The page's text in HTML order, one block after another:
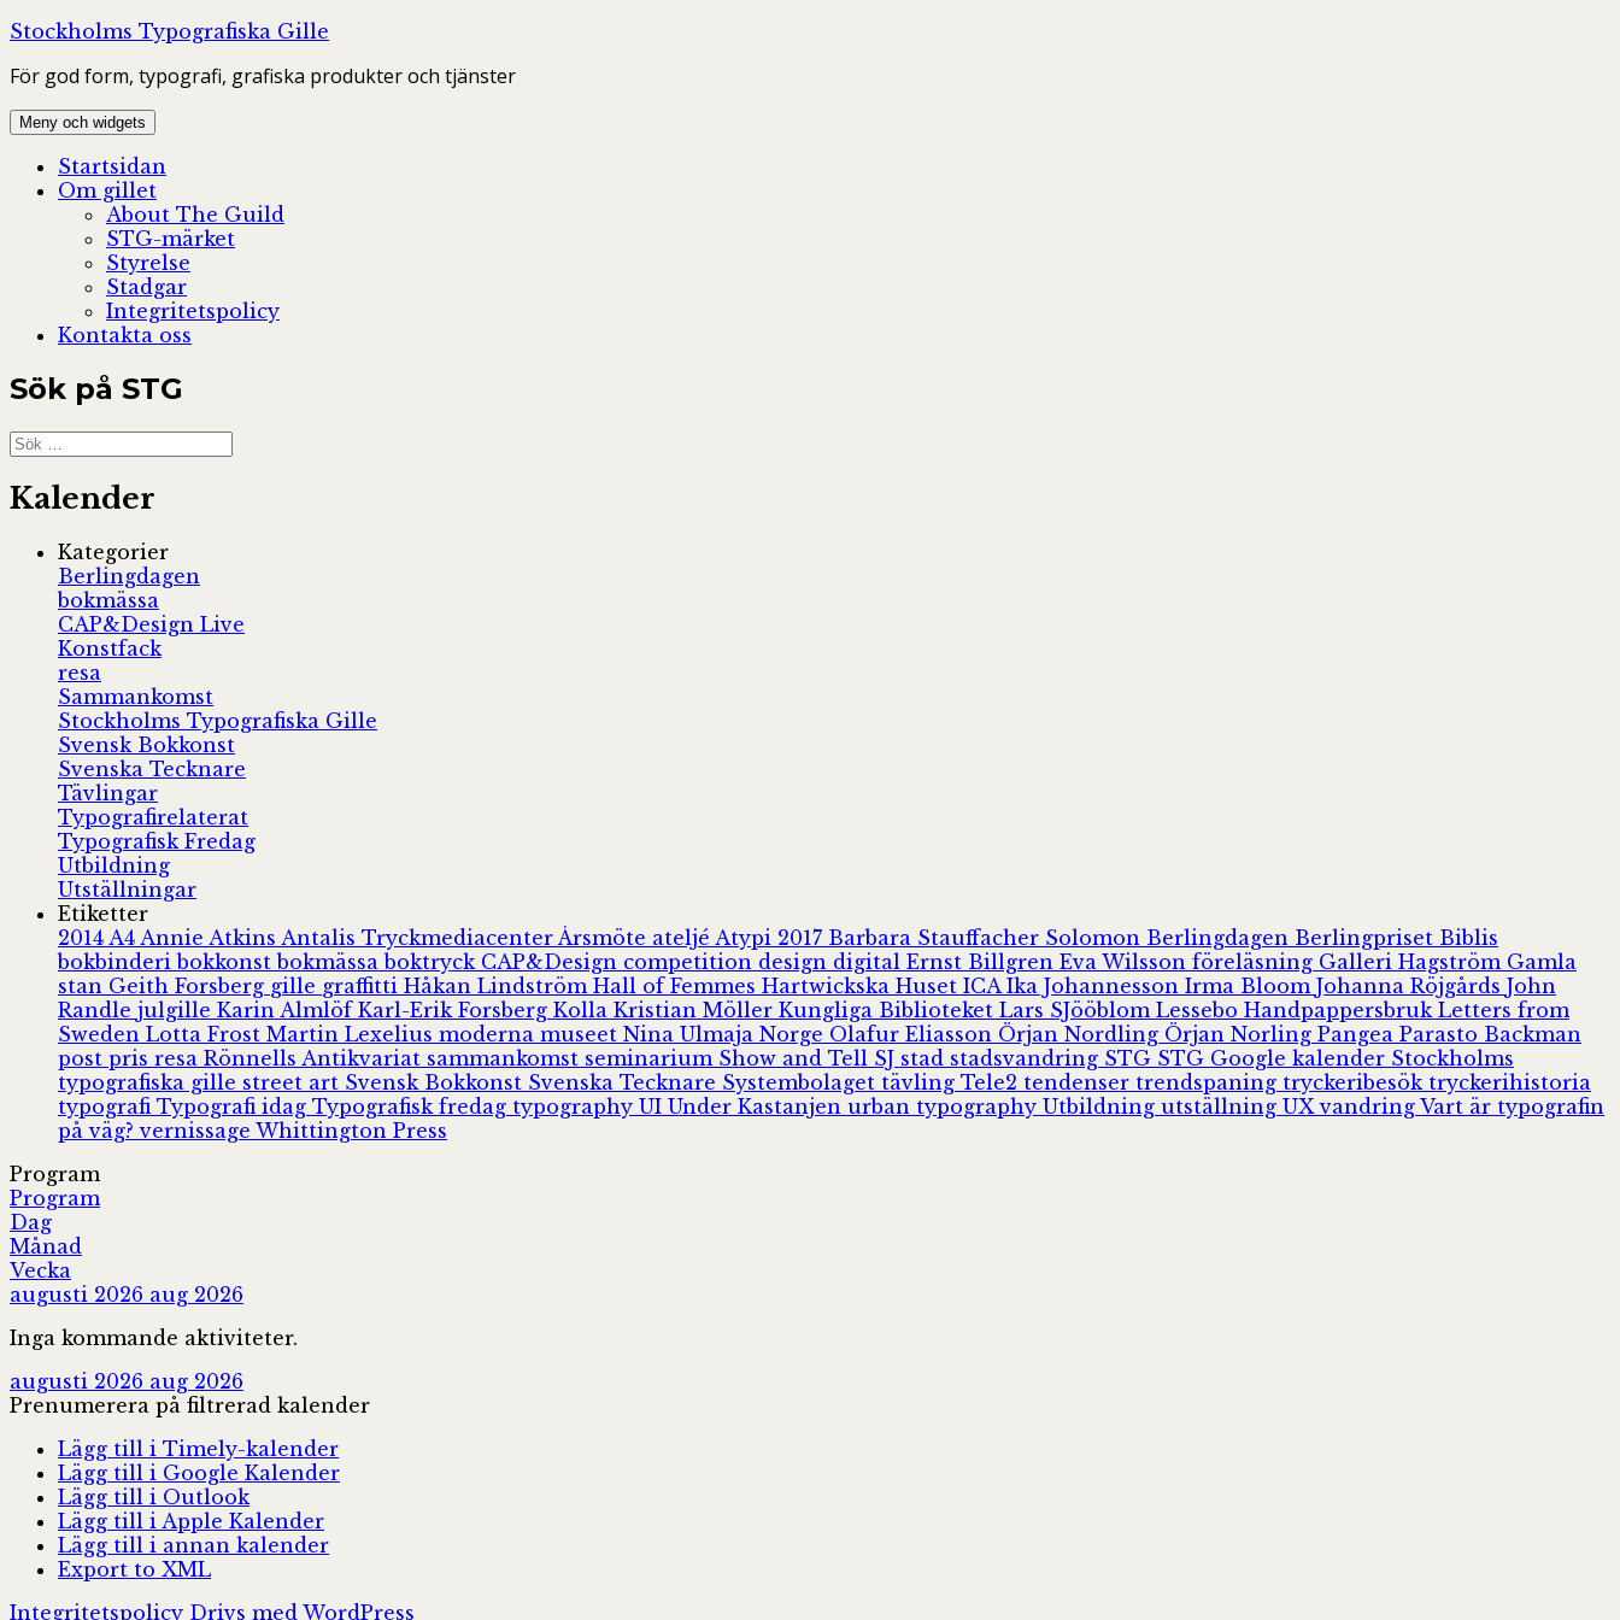
Hoppa
innehåll
Stockholms Typografiska Gille
För god form, typografi, grafiska produkter och tjänster
Meny och widgets
Startsidan
Om gillet
About The Guild
STG-märket
Styrelse
Stadgar
Integritetspolicy
Kontakta oss
Sök på STG
Sök
efter:
Kalender
Kategorier
Berlingdagen
bokmässa
CAP&Design Live
Konstfack
resa
Sammankomst
Stockholms Typografiska Gille
Svensk Bokkonst
Svenska Tecknare
Tävlingar
Typografirelaterat
Typografisk Fredag
Utbildning
Utställningar
Etiketter
2014 A4 Annie Atkins Antalis Tryckmediacenter Årsmöte ateljé Atypi 2017 Barbara Stauffacher Solomon Berlingdagen Berlingpriset Biblis
bokbinderibokkonstbokmässaboktryck CAP&Design competition design digital Ernst Billgren Eva Wilsson föreläsning Galleri Hagström Gamla
stan Geith Forsberg gille graffitti Håkan Lindström Hall of Femmes Hartwickska Huset ICA Ika Johannesson Irma Bloom Johanna Röjgårds John
Randle julgille Karin Almlöf Karl-Erik Forsberg Kolla Kristian Möller Kungliga Biblioteket Lars SJööblom Lessebo Handpappersbruk Letters from
Sweden Lotta Frost Martin Lexelius moderna museet Nina Ulmaja Norge Olafur Eliasson Örjan Nordling Örjan Norling Pangea Parasto Backman
post pris resa Rönnells Antikvariat sammankomst seminarium Show and Tell SJ stad stadsvandring STG STG Google kalender Stockholms
typografiska gille street art Svensk Bokkonst Svenska Tecknare Systembolaget tävling Tele2 tendenser trendspaning tryckeribesök tryckerihistoria
typografi Typografi idag Typografisk fredag typography UI Under Kastanjen urban typography Utbildning utställning UXvandring Vart är typografin
på väg?vernissage Whittington Press
Program
Program
Dag
Månad
Vecka
augusti 2026 aug 2026
Inga kommande aktiviteter.
augusti 2026 aug 2026
Prenumerera på filtrerad kalender
Lägg till i Timely-kalender
Lägg till i Google Kalender
Lägg till i Outlook
Lägg till i Apple Kalender
Lägg till i annan kalender
Export to XML
Integritetspolicy Drivs med WordPress